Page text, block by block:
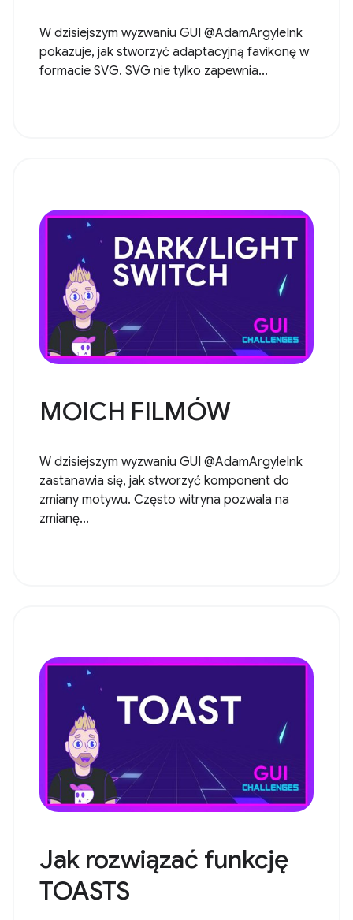
W dzisiejszym wyzwaniu GUI @AdamArgyleInk
pokazuje, jak stworzyć adaptacyjną favikonę w
formacie SVG. SVG nie tylko zapewnia...
MOICH FILMÓW
W dzisiejszym wyzwaniu GUI @AdamArgyleInk
zastanawia się, jak stworzyć komponent do
zmiany motywu. Często witryna pozwala na
zmianę...
Jak rozwiązać funkcję
TOASTS